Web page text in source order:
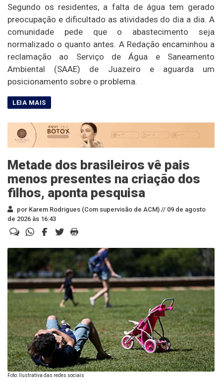
Segundo os residentes, a falta de água tem gerado
preocupação e dificultado as atividades do dia a dia. A
comunidade pede que o abastecimento seja
normalizado o quanto antes. A Redação encaminhou a
reclamação ao Serviço de Água e Saneamento
Ambiental (SAAE) de Juazeiro e aguarda um
posicionamento sobre o problema.
Metade dos brasileiros vê pais
menos presentes na criação dos
filhos, aponta pesquisa
por Karem Rodrigues (Com supervisão de ACM) // 09 de agosto
de 2026 às 16:43
Foto: Ilustrativa das redes sociais